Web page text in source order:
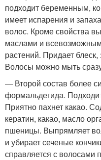
подходит беременным,
имеет испарения и
волос. Кроме свойства
маслами и
растений. Придает
Волосы можно мыть
— Второй состав более
формальдегида.
Приятно пахнет какао.
кератин, какао, масло
пшеницы. Выпрямляет
и убирает сеченые
справляется с волосами